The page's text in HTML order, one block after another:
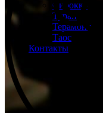
Сирокко
Туран
Терамонт
Таос
Контакты